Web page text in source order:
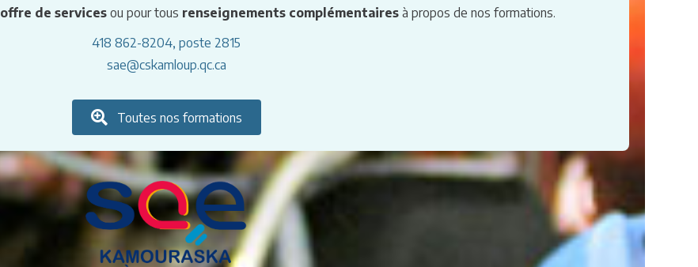
offre de servicesou pour tous renseignements complémentairesà propos de nos formations.
418 862-8204, poste 2815
sae@cskamloup.qc.ca
Toutes nos formations